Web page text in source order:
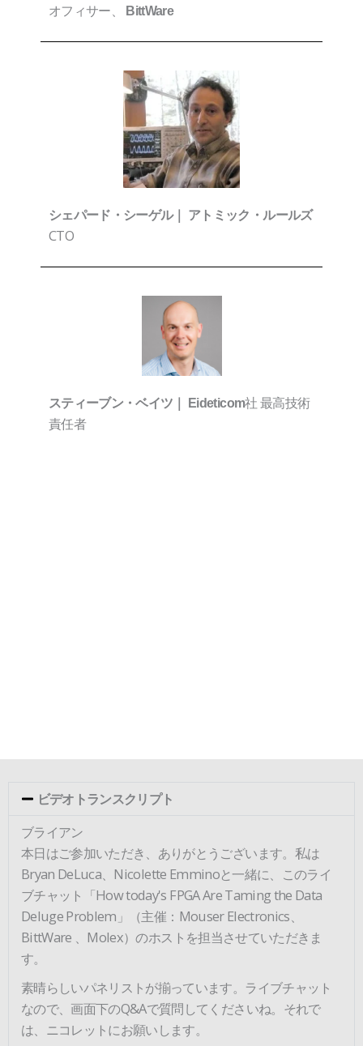
オフィサー、
BittWare
シェパード・シーゲル｜ アトミック・ルールズ
CTO
スティーブン・ベイツ｜ Eideticom社 最高技術
責任者
ビデオトランスクリプト
ブライアン
本日はご参加いただき、ありがとうございます。私は
Bryan DeLuca、Nicolette Emminoと一緒に、このライ
ブチャット「How today's FPGA Are Taming the Data
Deluge Problem」（主催：Mouser Electronics、
BittWare 、Molex）のホストを担当させていただきま
す。
素晴らしいパネリストが揃っています。ライブチャット
なので、画面下のQ&Aで質問してくださいね。それで
は、ニコレットにお願いします。